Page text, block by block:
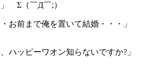
Σ（￣Д￣;）
前まで俺を置いて結婚・・・」
ッピーワオン知らないですか?」